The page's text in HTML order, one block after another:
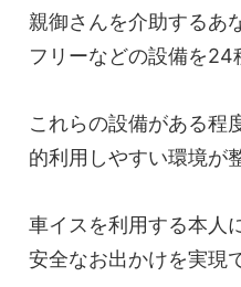
親御さんを介助するあ
フリーなどの設備を24
これらの設備がある程
的利用しやすい環境が
車イスを利用する本人
安全なお出かけを実現